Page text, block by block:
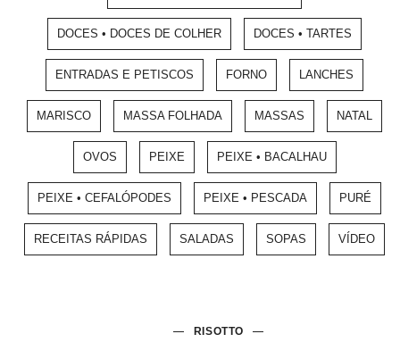
DOCES • DOCES DE COLHER DOCES • TARTES
ENTRADAS E PETISCOS FORNO LANCHES
MARISCO MASSA FOLHADA MASSAS NATAL
OVOS PEIXE PEIXE • BACALHAU
PEIXE • CEFALÓPODES PEIXE • PESCADA PURÉ
RECEITAS RÁPIDAS SALADAS SOPAS VÍDEO
RISOTTO